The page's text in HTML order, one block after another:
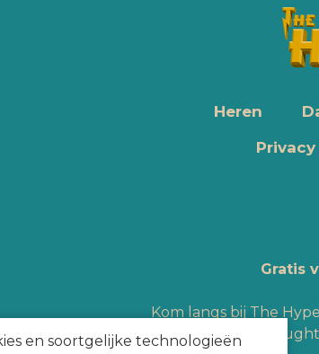
en soortgelijke technologieën
Heren
Gratis
Kom langs bij The
Hype Heroes aan de